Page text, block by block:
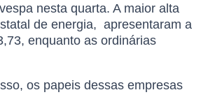
nesta quarta. A maior alta
de energia, apresentaram a
enquanto as ordinárias
os papeis dessas empresas